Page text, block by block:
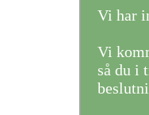
Vi har
Vi
så du i